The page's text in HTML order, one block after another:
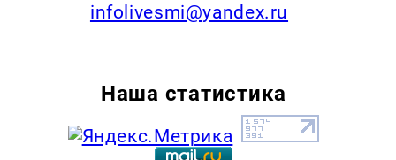
infolivesmi@yandex.ru
Наша статистика